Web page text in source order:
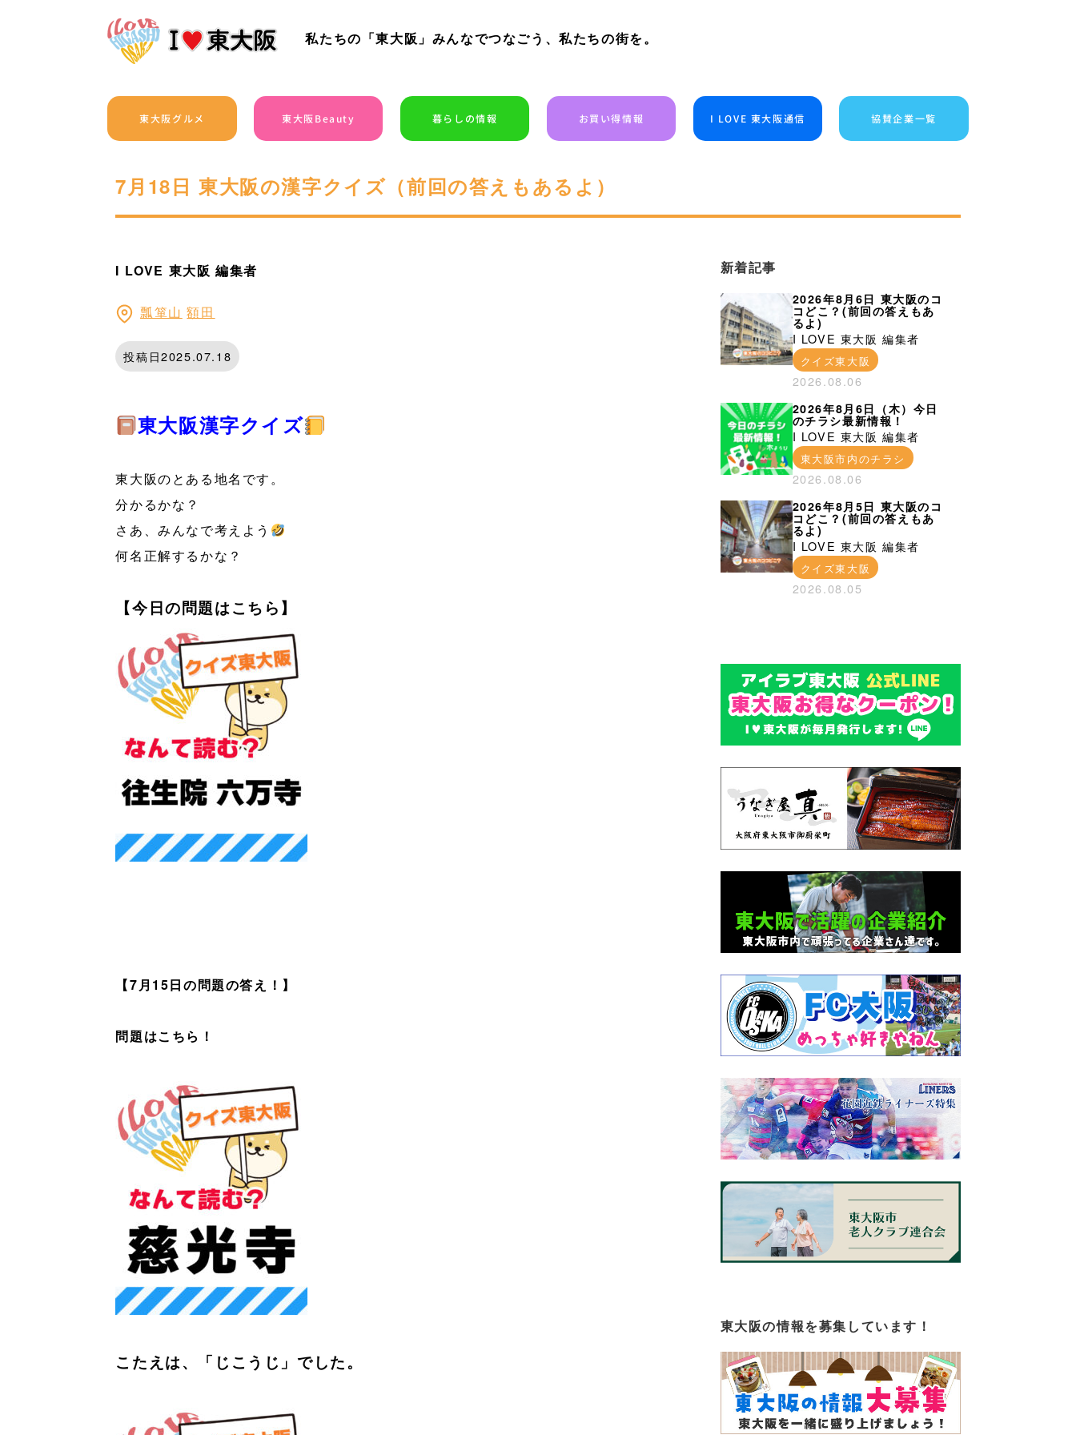
私たちの「東大阪」みんなでつなごう、私たちの街を。
東大阪グルメ 東大阪Beauty 暮らしの情報 お買い得情報 I LOVE 東大阪通信 協賛企業一覧
7月18日 東大阪の漢字クイズ（前回の答えもあるよ）
I LOVE 東大阪 編集者
瓢箪山 額田
投稿日2025.07.18
東大阪漢字クイズ
東大阪のとある地名です。
分かるかな？
さあ、みんなで考えよう
何名正解するかな？
【今日の問題はこちら】
【7月15日の問題の答え！】
問題はこちら！
こたえは、「じこうじ」でした。
新着記事
2026年8月6日 東大阪のコ
コどこ？(前回の答えもあ
るよ)
I LOVE 東大阪 編集者
クイズ東大阪
2026.08.06
2026年8月6日（木）今日
のチラシ最新情報！
I LOVE 東大阪 編集者
東大阪市内のチラシ
2026.08.06
2026年8月5日 東大阪のコ
コどこ？(前回の答えもあ
るよ)
I LOVE 東大阪 編集者
クイズ東大阪
2026.08.05
東大阪の情報を募集しています！